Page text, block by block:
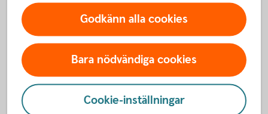
För att se detta innehåll behöver du först
godkänna cookies för Funktioner, prestanda
och statistik.
Inställningar för cookies
Godkänn alla cookies
Bara nödvändiga cookies
Cookie-inställningar